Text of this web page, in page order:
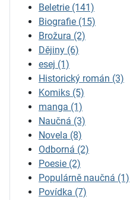
Beletrie (141)
Biografie (15)
Brožura (2)
Dějiny (6)
esej (1)
Historický román (3)
Komiks (5)
manga (1)
Naučná (3)
Novela (8)
Odborná (2)
Poesie (2)
Populárně naučná (1)
Povídka (7)